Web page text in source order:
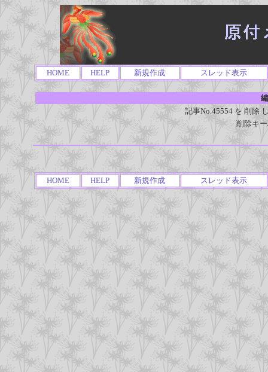
HOME HELP 新規作成 スレッド表示
記事No.45554 を 削除
削除キ
HOME HELP 新規作成 スレッド表示